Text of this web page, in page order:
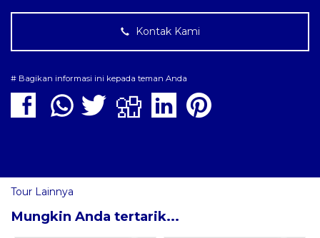
Kontak Kami
# Bagikan informasi ini kepada teman Anda
Tour Lainnya
Mungkin Anda tertarik...